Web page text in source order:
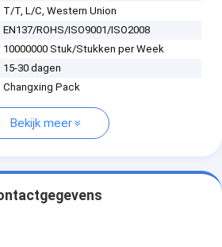
T/T, L/C, Western Union
EN137/ROHS/ISO9001/ISO2008
10000000 Stuk/Stukken per Week
15-30 dagen
Changxing Pack
Bekijk meer